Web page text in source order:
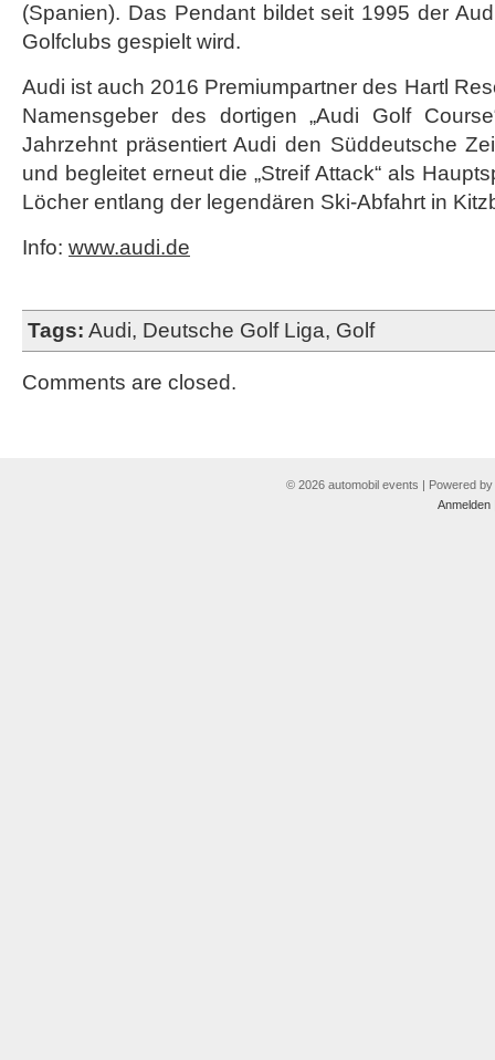
(Spanien). Das Pendant bildet seit 1995 der
Golfclubs gespielt wird.
Audi ist auch 2016 Premiumpartner des Hartl
Namensgeber des dortigen „Audi Golf
Jahrzehnt präsentiert Audi den Süddeutsche
und begleitet erneut die „Streif Attack“ als
Löcher entlang der legendären Ski-Abfahrt in
Info: www.audi.de
Tags: Audi, Deutsche Golf Liga, Golf
Comments are closed.
© 2026 automobil events | Powered by
Anmelden|